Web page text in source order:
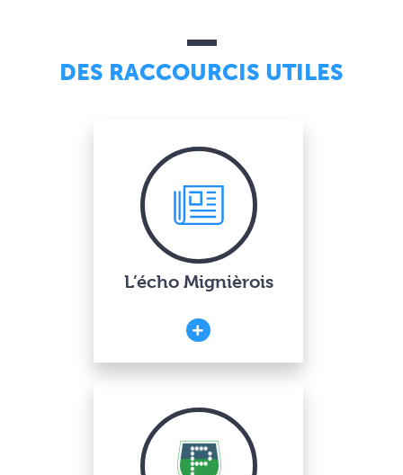
DES RACCOURCIS UTILES
L’écho Mignièrois